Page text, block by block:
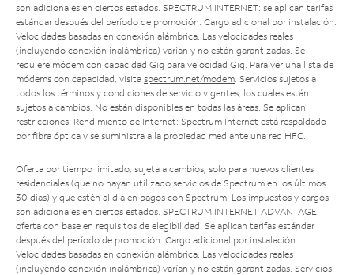
son adicionales en ciertos estados. SPECTRUM INTERNET: se aplican tarifas
estándar después del período de promoción. Cargo adicional por instalación.
Velocidades basadas en conexión alámbrica. Las velocidades reales
(incluyendo conexión inalámbrica) varían y no están garantizadas. Se
requiere módem con capacidad Gig para velocidad Gig. Para ver una lista de
módems con capacidad, visita spectrum.net/modem . Servicios sujetos a
todos los términos y condiciones de servicio vigentes, los cuales están
sujetos a cambios. No están disponibles en todas las áreas. Se aplican
restricciones. Rendimiento de Internet: Spectrum Internet está respaldado
por fibra óptica y se suministra a la propiedad mediante una red HFC.
Oferta por tiempo limitado; sujeta a cambios; solo para nuevos clientes
residenciales (que no hayan utilizado servicios de Spectrum en los últimos
30 días) y que estén al día en pagos con Spectrum. Los impuestos y cargos
son adicionales en ciertos estados. SPECTRUM INTERNET ADVANTAGE:
oferta con base en requisitos de elegibilidad. Se aplican tarifas estándar
después del período de promoción. Cargo adicional por instalación.
Velocidades basadas en conexión alámbrica. Las velocidades reales
(incluyendo conexión inalámbrica) varían y no están garantizadas. Servicios